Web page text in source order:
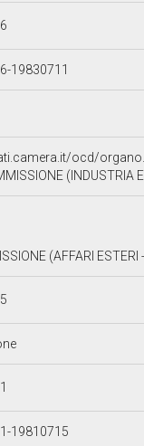
19830711
ocd/
(INDUSTRIA
(AFFARI
19810715